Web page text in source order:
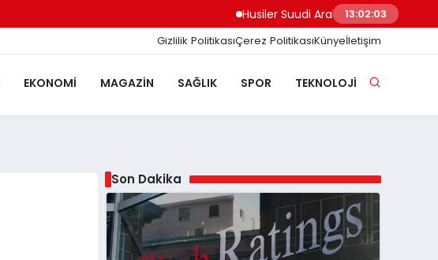
Husiler Suudi Arabistan’ı Füze ve İHA ile
13:02:04
Gizlilik PolitikasıÇerez PolitikasıKünyeİletişim
EKONOMI MAGAZIN SAĞLIK SPOR TEKNOLOJI
Son Dakika